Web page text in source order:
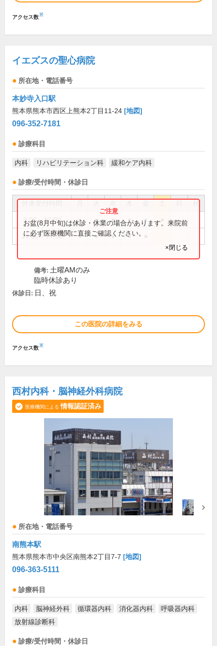
アクセス数※
イエズスの聖心病院
所在地・電話番号
本妙寺入口駅
熊本県熊本市西区上熊本2丁目11-24 [地図]
096-352-7181
診療科目
内科 リハビリテーション科 緩和ケア内科
診療/受付時間・休診日
祝
9:00～12:00 ● ● ● ● ●
14:00～17:00 ● ● ● ●
お盆(8月中旬)は休診・休業の場合があります。来院前
に必ず医療機関に直接ご確認ください。
×閉じる
備考: 土曜AMのみ
臨時休診あり
休診日: 日、祝
この医院の詳細をみる
アクセス数※
西村内科・脳神経外科病院
医療機関による 情報認証済み
所在地・電話番号
南熊本駅
熊本県熊本市中央区南熊本2丁目7-7 [地図]
096-363-5111
診療科目
内科 脳神経外科 循環器内科 消化器内科
呼吸器内科
放射線診断科
診療/受付時間・休診日